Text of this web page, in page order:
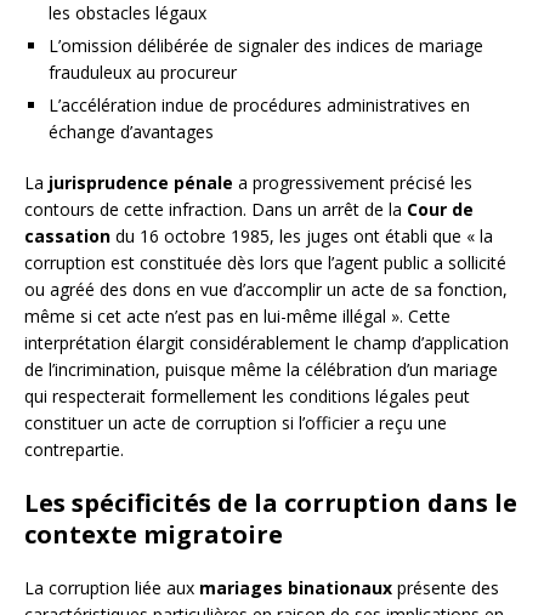
les obstacles légaux
L’omission délibérée de signaler des indices de mariage
frauduleux au procureur
L’accélération indue de procédures administratives en
échange d’avantages
La jurisprudence pénale a progressivement précisé les
contours de cette infraction. Dans un arrêt de la Cour de
cassation du 16 octobre 1985, les juges ont établi que « la
corruption est constituée dès lors que l’agent public a sollicité
ou agréé des dons en vue d’accomplir un acte de sa fonction,
même si cet acte n’est pas en lui-même illégal ». Cette
interprétation élargit considérablement le champ d’application
de l’incrimination, puisque même la célébration d’un mariage
qui respecterait formellement les conditions légales peut
constituer un acte de corruption si l’officier a reçu une
contrepartie.
Les spécificités de la corruption dans le
contexte migratoire
La corruption liée aux mariages binationaux présente des